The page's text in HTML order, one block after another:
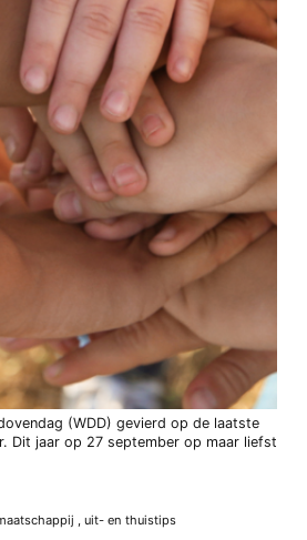
(WDD) gevierd op de laatste
Dit jaar op 27 september op maar liefst
, uit- en thuistips